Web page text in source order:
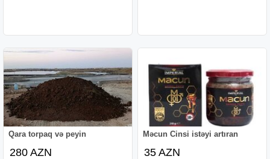
Qara torpaq və peyin
280 AZN
Məcun Cinsi istəyi artıran
35 AZN